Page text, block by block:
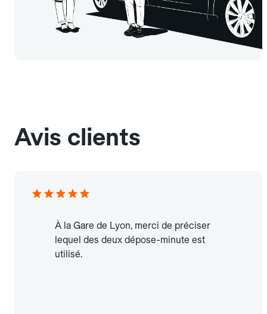
Avis clients
À la Gare de Lyon, merci de préciser
lequel des deux dépose-minute est
utilisé.